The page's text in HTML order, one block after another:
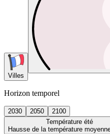
Villes
Horizon temporel
2030 2050
2100
Température été
Hausse de la température